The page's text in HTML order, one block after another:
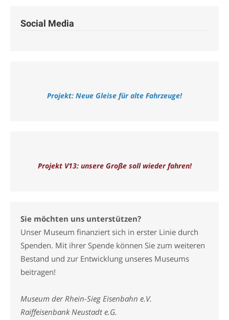
Social Media
Projekt: Neue Gleise für alte Fahrzeuge!
Projekt V13: unsere Große soll wieder fahren!
Sie möchten uns unterstützen?
Unser Museum finanziert sich in erster Linie durch
Spenden. Mit ihrer Spende können Sie zum weiteren
Bestand und zur Entwicklung unseres Museums
beitragen!
Museum der Rhein-Sieg Eisenbahn e.V.
Raiffeisenbank Neustadt e.G.